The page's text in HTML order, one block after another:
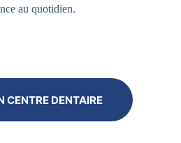
au quotidien.
CENTRE DENTAIRE